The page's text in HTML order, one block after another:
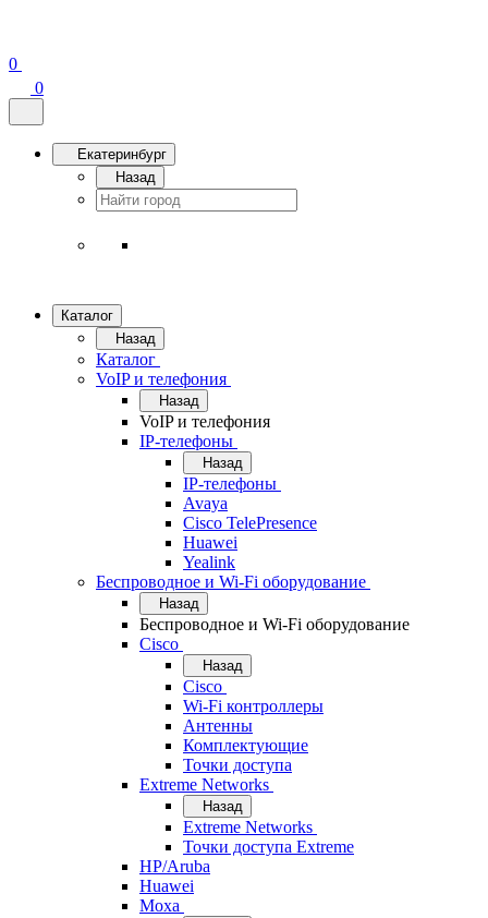
0
0
Екатеринбург
Назад
Каталог
Назад
Каталог
VoIP и телефония
Назад
VoIP и телефония
IP-телефоны
Назад
IP-телефоны
Avaya
Cisco TelePresence
Huawei
Yealink
Беспроводное и Wi-Fi оборудование
Назад
Беспроводное и Wi-Fi оборудование
Cisco
Назад
Cisco
Wi-Fi контроллеры
Антенны
Комплектующие
Точки доступа
Extreme Networks
Назад
Extreme Networks
Точки доступа Extreme
HP/Aruba
Huawei
Moxa